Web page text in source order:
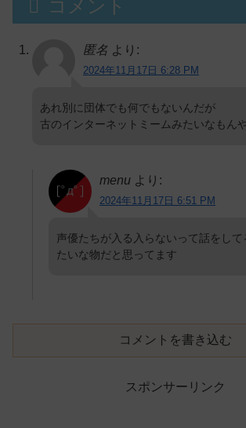
コメント
匿名 より:
2024年11月17日 6:28 PM
あれ別に団体でも何でもないんだが
古のインターネットミームみたいなもん
menu より:
2024年11月17日 6:51 PM
声優たちが入る入らないって話をして
たいな物だと思ってます
コメントを書き込む
スポンサーリンク